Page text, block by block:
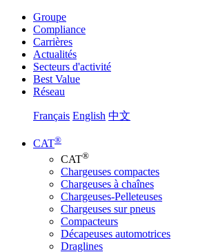
Groupe
Compliance
Carrières
Actualités
Secteurs d'activité
Best Value
Réseau
Français English 中文
CAT®
CAT®
Chargeuses compactes
Chargeuses à chaînes
Chargeuses-Pelleteuses
Chargeuses sur pneus
Compacteurs
Décapeuses automotrices
Draglines